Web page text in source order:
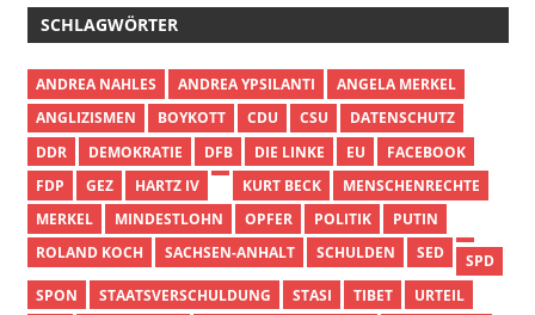
SCHLAGWÖRTER
ANDREA NAHLES ANDREA YPSILANTI
ANGELA MERKEL
ANGLIZISMEN
BOYKOTT CDU CSU
DATENSCHUTZ
DDR
DEMOKRATIE DFB DIE LINKE EU
FACEBOOK
FDP
GEZ HARTZ IV KURT BECK
MENSCHENRECHTE
MERKEL
MINDESTLOHN OPFER POLITIK
PUTIN
ROLAND KOCH
SACHSEN-ANHALT SCHULDEN SED
SPD
SPON
STAATSVERSCHULDUNG STASI TIBET
URTEIL